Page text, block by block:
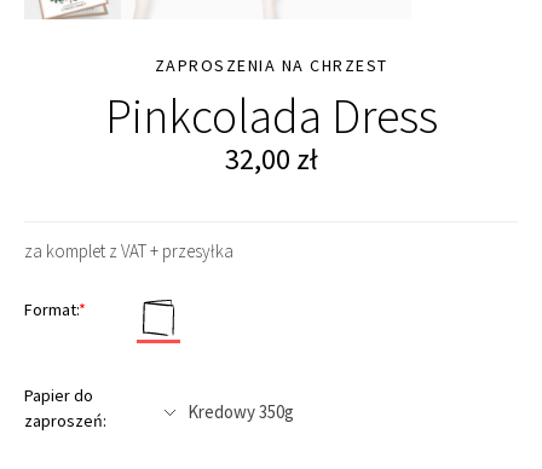
ZAPROSZENIA NA CHRZEST
Pinkcolada Dress
32,00 zł
za komplet z VAT + przesyłka
Format:*
Papier do
zaproszeń: